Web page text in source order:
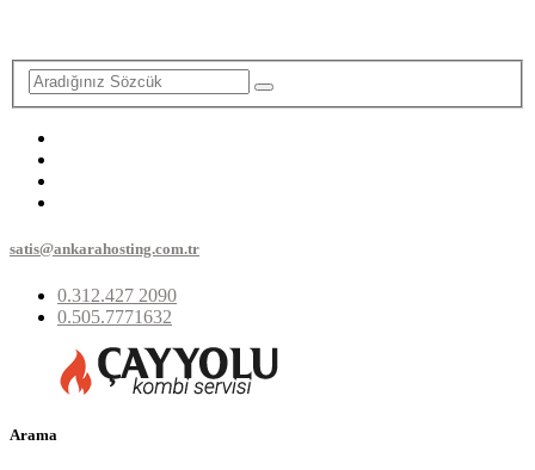
satis@ankarahosting.com.tr
0.312.427 2090
0.505.7771632
Arama